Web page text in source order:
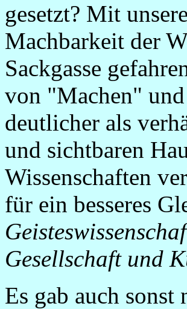
gesetzt? Mit
Machbarkeit der
Sackgasse
von "Machen"
deutlicher als
und sichtbaren
Wissenschaften
für ein besseres
Gesellschaft und
Es gab auch